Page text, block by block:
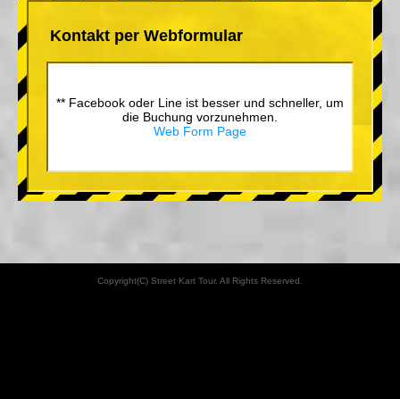
Kontakt per Webformular
** Facebook oder Line ist besser und schneller, um
die Buchung vorzunehmen.
Web Form Page
Copyright(C) Street Kart Tour. All Rights Reserved.